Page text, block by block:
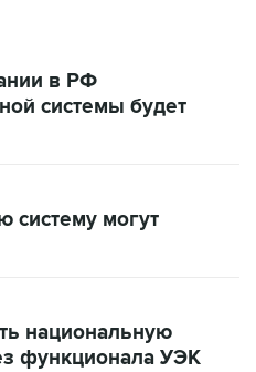
в РФ
системы будет
систему могут
национальную
функционала УЭК